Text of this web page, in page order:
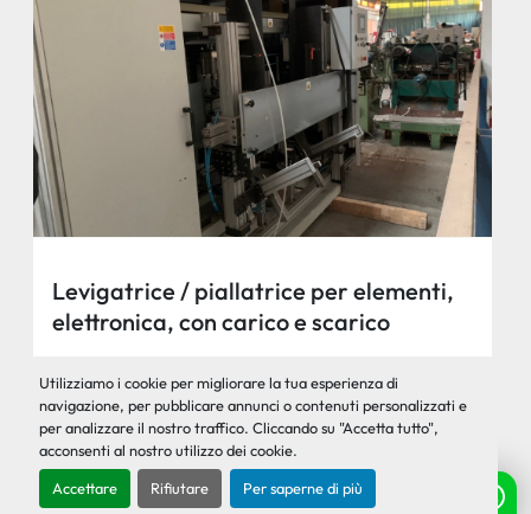
Utilizziamo i cookie per migliorare la tua esperienza di
navigazione, per pubblicare annunci o contenuti personalizzati e
per analizzare il nostro traffico. Cliccando su "Accetta tutto",
acconsenti al nostro utilizzo dei cookie.
Accettare Rifiutare Per saperne di più
Levigatrice / piallatrice per elementi,
elettronica, con carico e scarico
Contattaci per il prezzo
Levigatrice per elementi elettronica, marca
Promac, completa di cabina insonorizzata, usata.
Macc...